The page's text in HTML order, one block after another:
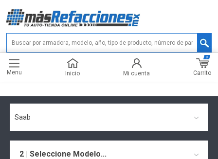
Menu Inicio Mi cuenta Carrito
0
Saab
2 | Seleccione Modelo...